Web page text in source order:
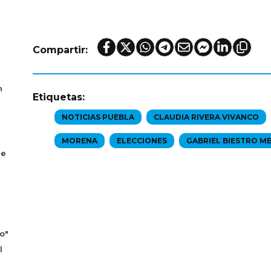
Compartir:
Etiquetas:
NOTICIAS PUEBLA CLAUDIA RIVERA VIVANCO
MORENA ELECCIONES GABRIEL BIESTRO